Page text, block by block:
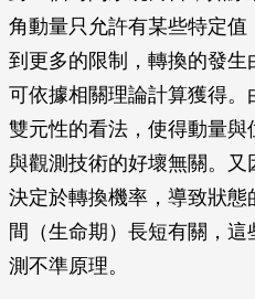
角動量只允許有某些特定
到更多的限制，轉換的發
可依據相關理論計算獲得
雙元性的看法，使得動量
與觀測技術的好壞無關。又
決定於轉換機率，導致狀
間（生命期）長短有關，
測不準原理。